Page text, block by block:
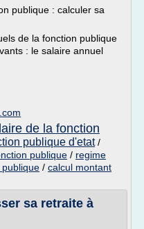
publique : calculer sa
de la fonction publique
: le salaire annuel
de la fonction
publique d'etat/
publique / regime
/ calcul montant
sa retraite à